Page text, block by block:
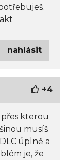
nahlásit
+4
kterou
musíš
úplně a
je, že